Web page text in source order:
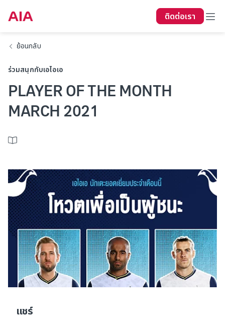
ติดต่อเรา
ย้อนกลับ
ร่วมสนุกกับเอไอเอ
PLAYER OF THE MONTH
MARCH 2021
แชร์